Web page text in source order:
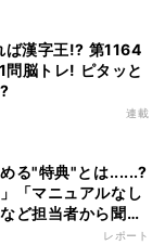
ば漢字王!? 第1164
問脳トレ! ピタッと
連載
る"特典"とは......?
「マニュアルなし
ど担当者から聞い
レポート